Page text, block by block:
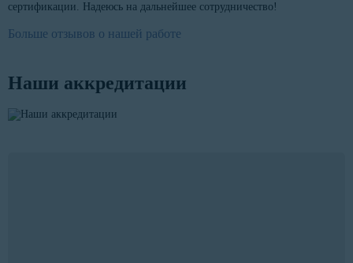
сертификации. Надеюсь на дальнейшее сотрудничество!
Больше отзывов о нашей работе
Наши аккредитации